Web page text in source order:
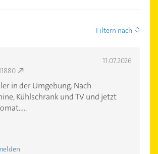
Filtern nach
11.07.2026
in der Umgebung. Nach
Kühlschrank und TV und jetzt